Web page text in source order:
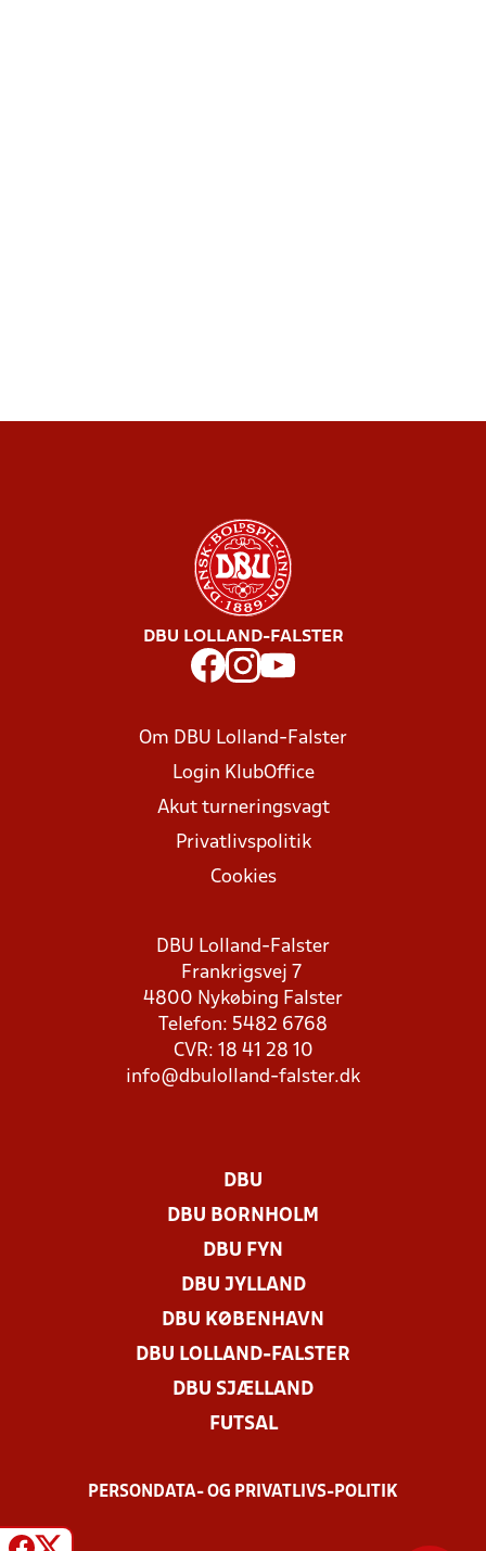
DBU LOLLAND-FALSTER
Om DBU Lolland-Falster
Login KlubOffice
Akut turneringsvagt
Privatlivspolitik
Cookies
DBU Lolland-Falster
Frankrigsvej 7
4800 Nykøbing Falster
Telefon: 5482 6768
CVR: 18 41 28 10
info@dbulolland-falster.dk
DBU
DBU BORNHOLM
DBU FYN
DBU JYLLAND
DBU KØBENHAVN
DBU LOLLAND-FALSTER
DBU SJÆLLAND
FUTSAL
PERSONDATA- OG PRIVATLIVS-POLITIK